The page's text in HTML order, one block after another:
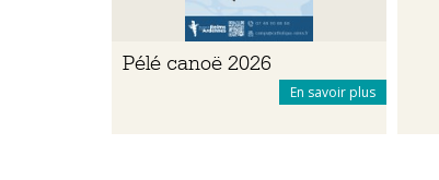
Pélé canoë 2026
En savoir plus